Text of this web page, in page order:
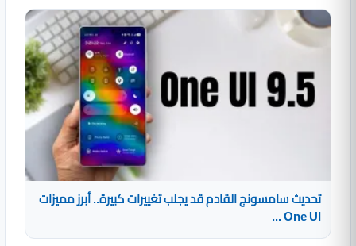
تحديث سامسونج القادم قد يجلب تغييرات كبيرة.. أبرز مميزات
One UI ...